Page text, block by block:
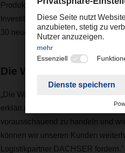
Produktionsbedingungen schaffen
Investitionssumme für den
30 neue Arbeitsplätze entstehen.
Die Wirtschaft in
„Die Wirtschaft in Deutschland
erklärt Alexander Tonn, Managing
vorausschauend zu handeln und
können wir unseren Kunden
Logistikpartner DACHSER fordern."